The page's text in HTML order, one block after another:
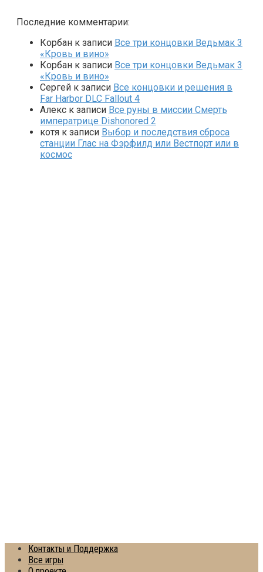
Последние комментарии:
Корбан к записи Все три концовки Ведьмак 3
«Кровь и вино»
Корбан к записи Все три концовки Ведьмак 3
«Кровь и вино»
Сергей к записи Все концовки и решения в
Far Harbor DLC Fallout 4
Алекс к записи Все руны в миссии Смерть
императрице Dishonored 2
котя к записи Выбор и последствия сброса
станции Глас на Фэрфилд или Вестпорт или в
космос
Контакты и Поддержка
Все игры